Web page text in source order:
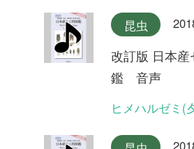
大島産
昆虫 2018/07/06
改訂版 日本産セミ科図
本島産